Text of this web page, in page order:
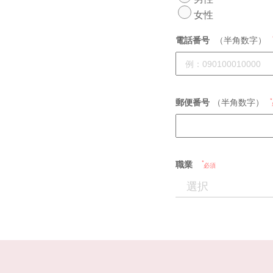
女性
電話番号 （半角数字）
郵便番号 （半角数字）
職業 必須